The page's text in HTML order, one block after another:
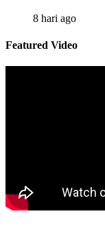
8 hari ago
Featured Video